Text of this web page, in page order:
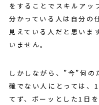
をすることでスキルアッ
分かっている人は自分の
見えている人だと思いま
いません。
しかしながら、”今”何
確でない人にとっては、
てず、ボーッとした1日